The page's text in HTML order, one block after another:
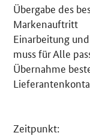
Übergabe des
Markenauftritt
Einarbeitung
muss für Alle
Übernahme
Zeitpunkt: